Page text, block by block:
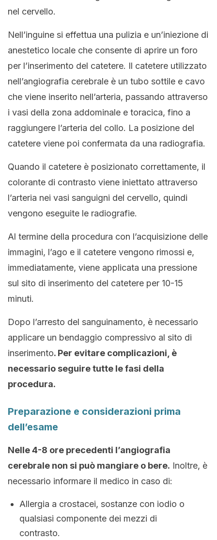
nel cervello.
Nell’inguine si effettua una pulizia e un’iniezione di
anestetico locale che consente di aprire un foro
per l’inserimento del catetere. Il catetere utilizzato
nell’angiografia cerebrale è un tubo sottile e cavo
che viene inserito nell’arteria, passando attraverso
i vasi della zona addominale e toracica, fino a
raggiungere l’arteria del collo. La posizione del
catetere viene poi confermata da una radiografia.
Quando il catetere è posizionato correttamente, il
colorante di contrasto viene iniettato attraverso
l’arteria nei vasi sanguigni del cervello, quindi
vengono eseguite le radiografie.
Al termine della procedura con l’acquisizione delle
immagini, l’ago e il catetere vengono rimossi e,
immediatamente, viene applicata una pressione
sul sito di inserimento del catetere per 10-15
minuti.
Dopo l’arresto del sanguinamento, è necessario
applicare un bendaggio compressivo al sito di
inserimento. Per evitare complicazioni, è
necessario seguire tutte le fasi della
procedura.
Preparazione e considerazioni prima
dell’esame
Nelle 4-8 ore precedenti l’angiografia
cerebrale non si può mangiare o bere. Inoltre, è
necessario informare il medico in caso di:
Allergia a crostacei, sostanze con iodio o
qualsiasi componente dei mezzi di
contrasto.